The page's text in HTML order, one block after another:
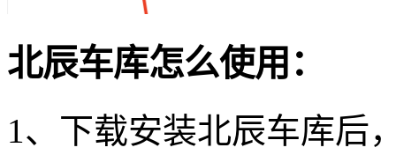
北辰车库怎么使用：
1、下载安装北辰车库后